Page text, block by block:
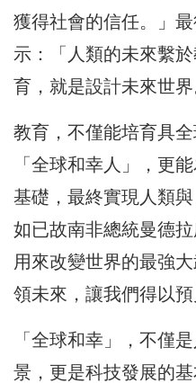
獲得社會的信任。」
示：「人類的未來繫
育，就是設計未來世界
教育，不僅能培育具
「全球和幸人」，更
基礎，最終實現人類
如已故南非總統曼德
用來改變世界的最強
領未來，讓我們得以預
「全球和幸」，不僅
景，更是科技發展的